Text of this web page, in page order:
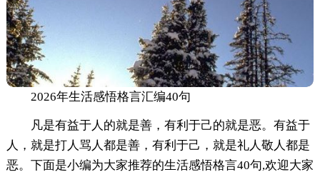
2026年生活感悟格言汇编40句
凡是有益于人的就是善，有利于己的就是恶。有益于
人，就是打人骂人都是善，有利于己，就是礼人敬人都是
恶。下面是小编为大家推荐的生活感悟格言40句,欢迎大家